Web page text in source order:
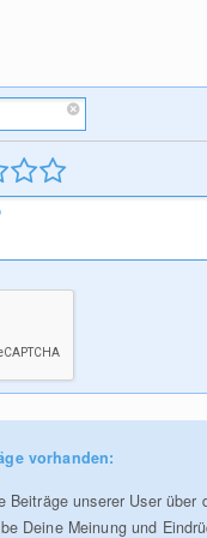
vorhanden:
Beiträge unserer User über
Deine Meinung und